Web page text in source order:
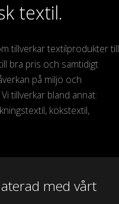
textil.
tillverkar textilprodukter till
bra pris och samtidigt
på miljö och
tillverkar bland annat:
kökstextil,
med vårt